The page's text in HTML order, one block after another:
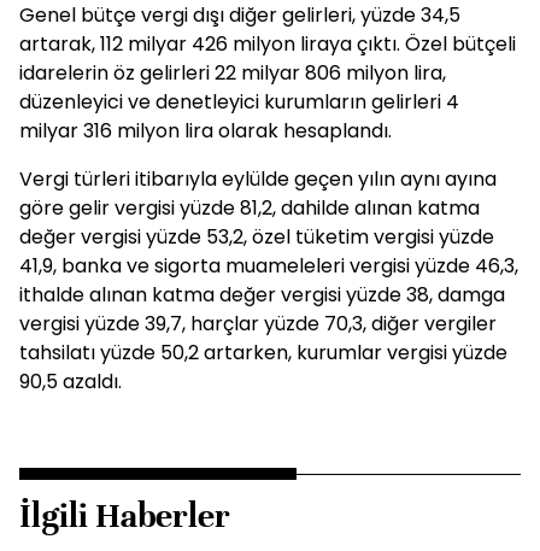
Genel bütçe vergi dışı diğer gelirleri, yüzde 34,5
artarak, 112 milyar 426 milyon liraya çıktı. Özel bütçeli
idarelerin öz gelirleri 22 milyar 806 milyon lira,
düzenleyici ve denetleyici kurumların gelirleri 4
milyar 316 milyon lira olarak hesaplandı.
Vergi türleri itibarıyla eylülde geçen yılın aynı ayına
göre gelir vergisi yüzde 81,2, dahilde alınan katma
değer vergisi yüzde 53,2, özel tüketim vergisi yüzde
41,9, banka ve sigorta muameleleri vergisi yüzde 46,3,
ithalde alınan katma değer vergisi yüzde 38, damga
vergisi yüzde 39,7, harçlar yüzde 70,3, diğer vergiler
tahsilatı yüzde 50,2 artarken, kurumlar vergisi yüzde
90,5 azaldı.
İlgili Haberler